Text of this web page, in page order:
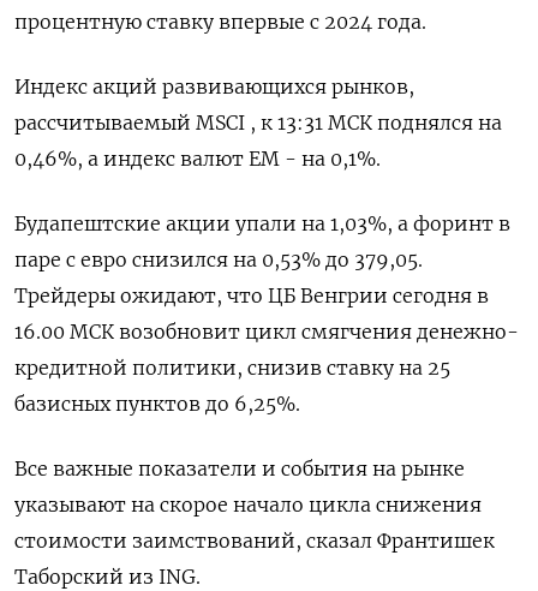
процентную ставку впервые ‌с 2024 года.
Индекс акций развивающихся рынков,
рассчитываемый MSCI , к 13:31 МСК поднялся на
0,46%, а индекс валют ЕМ - на 0,1%.
Будапештские акции упали на 1,03%, а ​форинт в
паре с евро снизился ​на 0,53% до ​379,05.
⁠Трейдеры ожидают, что ЦБ Венгрии сегодня в
16.00 МСК возобновит ‌цикл смягчения денежно-
кредитной политики, снизив ставку ‌на 25
базисных пунктов до 6,25%.
Все важные показатели и события на рынке
указывают на скорое начало ​цикла снижения
стоимости заимствований, сказал Франтишек
Таборский из ING.